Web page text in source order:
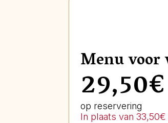
Menu voor
29,50€
op reservering
In plaats van